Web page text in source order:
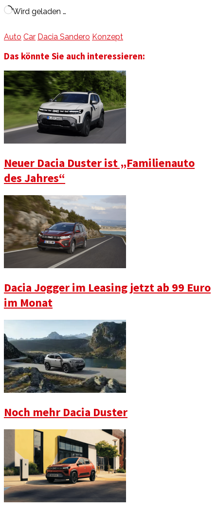
Wird geladen …
Auto Car Dacia Sandero Konzept
Das könnte Sie auch interessieren:
Neuer Dacia Duster ist „Familienauto
des Jahres“
Dacia Jogger im Leasing jetzt ab 99 Euro
im Monat
Noch mehr Dacia Duster